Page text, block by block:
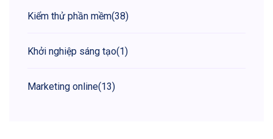
Kiểm thử phần mềm(38)
Khởi nghiệp sáng tạo(1)
Marketing online(13)